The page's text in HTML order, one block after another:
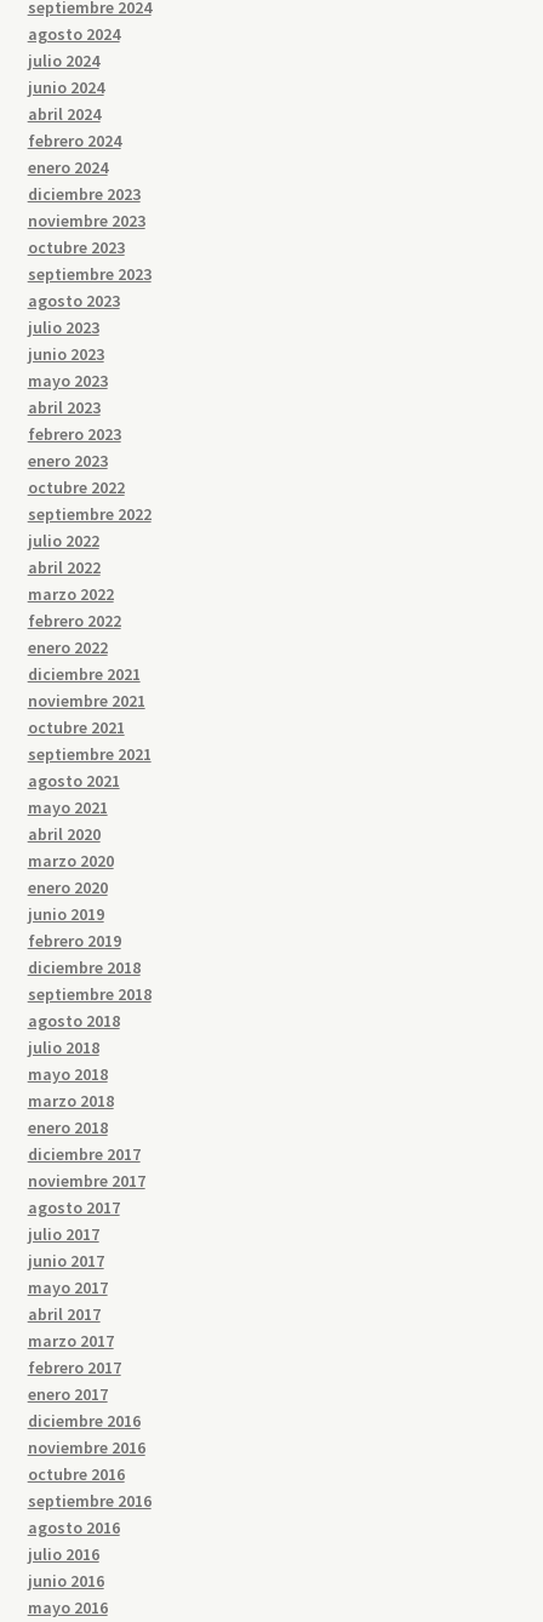
septiembre 2024
agosto 2024
julio 2024
junio 2024
abril 2024
febrero 2024
enero 2024
diciembre 2023
noviembre 2023
octubre 2023
septiembre 2023
agosto 2023
julio 2023
junio 2023
mayo 2023
abril 2023
febrero 2023
enero 2023
octubre 2022
septiembre 2022
julio 2022
abril 2022
marzo 2022
febrero 2022
enero 2022
diciembre 2021
noviembre 2021
octubre 2021
septiembre 2021
agosto 2021
mayo 2021
abril 2020
marzo 2020
enero 2020
junio 2019
febrero 2019
diciembre 2018
septiembre 2018
agosto 2018
julio 2018
mayo 2018
marzo 2018
enero 2018
diciembre 2017
noviembre 2017
agosto 2017
julio 2017
junio 2017
mayo 2017
abril 2017
marzo 2017
febrero 2017
enero 2017
diciembre 2016
noviembre 2016
octubre 2016
septiembre 2016
agosto 2016
julio 2016
junio 2016
mayo 2016